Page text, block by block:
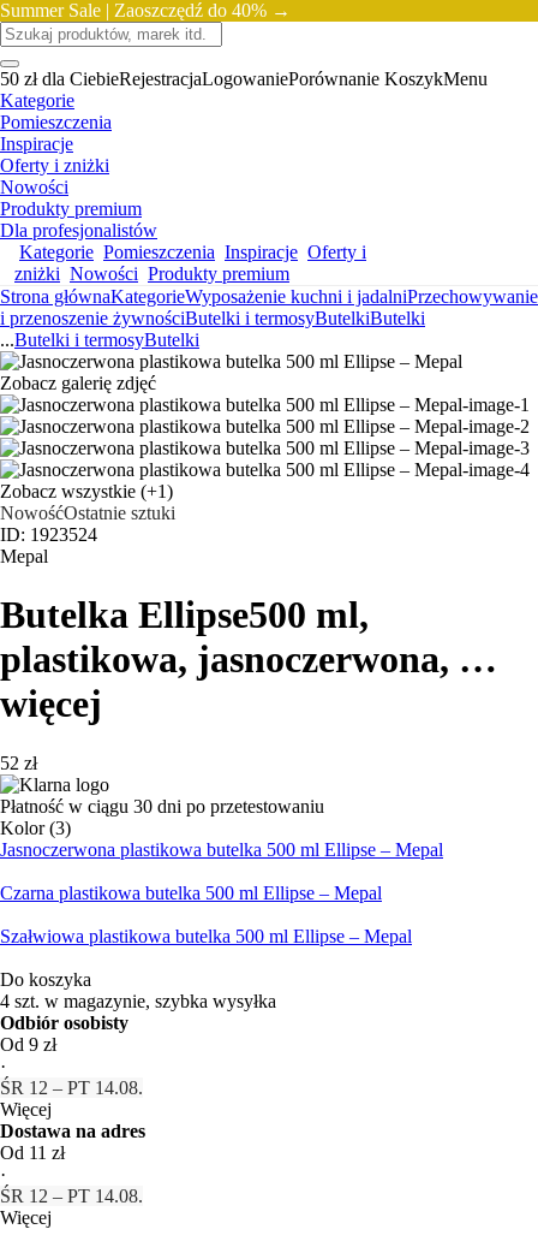
Summer Sale | Zaoszczędź do 40% →
50 zł dla CiebieRejestracjaLogowaniePorównanie KoszykMenu
Kategorie
Pomieszczenia
Inspiracje
Oferty i zniżki
Nowości
Produkty premium
Dla profesjonalistów
Kategorie Pomieszczenia Inspiracje Oferty i
zniżki Nowości Produkty premium
Strona głównaKategorieWyposażenie kuchni i jadalniPrzechowywanie
i przenoszenie żywnościButelki i termosyButelkiButelki
...Butelki i termosyButelki
Zobacz galerię zdjęć
Zobacz wszystkie (+1)
NowośćOstatnie sztuki
ID: 1923524
Mepal
Butelka Ellipse500 ml,
plastikowa, jasnoczerwona, …
więcej
52 zł
Płatność w ciągu 30 dni po przetestowaniu
Kolor (3)
Jasnoczerwona plastikowa butelka 500 ml Ellipse – Mepal
Czarna plastikowa butelka 500 ml Ellipse – Mepal
Szałwiowa plastikowa butelka 500 ml Ellipse – Mepal
Do koszyka
4 szt. w magazynie, szybka wysyłka
Odbiór osobisty
Od 9 zł
·
ŚR 12 – PT 14.08.
Więcej
Dostawa na adres
Od 11 zł
·
ŚR 12 – PT 14.08.
Więcej